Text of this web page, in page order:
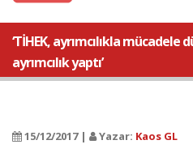
‘TİHEK, ayrımcılıkla mücadele
ayrımcılık yaptı’
15/12/2017 | Yazar: Kaos GL